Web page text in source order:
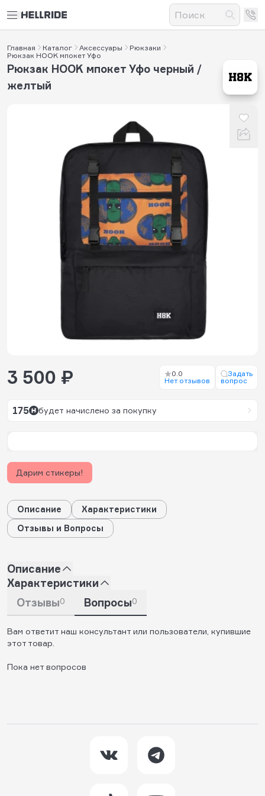
Главная Каталог Аксессуары
Рюкзаки
Рюкзак HOOK мпокет Уфо
Рюкзак HOOK мпокет Уфо черный /
желтый
3 500 ₽
0.0
Нет отзывов
Задать
вопрос
175 будет начислено за покупку
Дарим стикеры!
Описание
Характеристики
Отзывы и Вопросы
Описание
Характеристики
Отзывы0 Вопросы0
Вам ответит наш консультант или пользователи, купившие
этот товар.
Пока нет вопросов